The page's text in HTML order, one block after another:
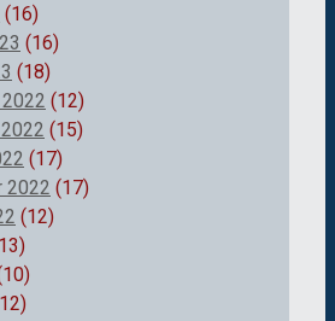
(16)
(16)
(18)
(12)
(15)
(17)
2022 (17)
(12)